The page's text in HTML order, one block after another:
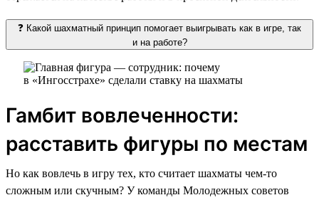
❓ Какой шахматный принцип помогает выигрывать как в игре, так
и на работе?
Гамбит вовлеченности:
расставить фигуры по местам
Но как вовлечь в игру тех, кто считает шахматы чем-то
сложным или скучным? У команды Молодежных советов